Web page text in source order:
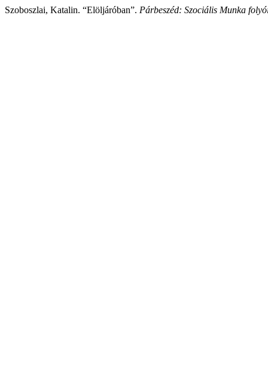
Szoboszlai, Katalin. “Elöljáróban”. Párbeszéd: Szociális Munka